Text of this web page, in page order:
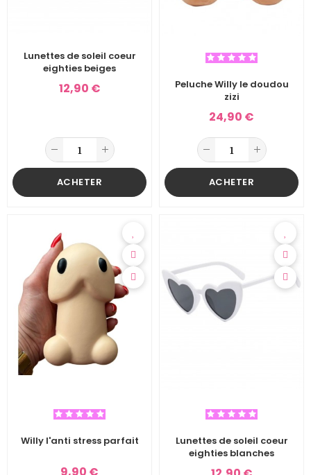
Lunettes de soleil coeur
eighties beiges
12,90 €
ACHETER
Peluche Willy le doudou
zizi
24,90 €
ACHETER
Willy l'anti stress parfait
Lunettes de soleil coeur
eighties blanches